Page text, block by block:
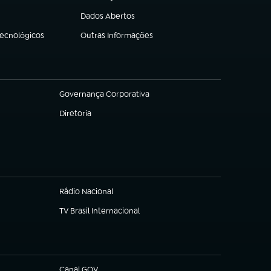
Dados Abertos
(abre em nova aba)
Outras Informações
(abre em nova aba)
Governança Corporativa
(abre em nova aba)
Diretoria
(abre em nova aba)
Rádio Nacional
TV Brasil Internacional
(abre em nova aba)